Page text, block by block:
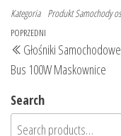
Kategoria ProduktSamochody
Nawigacja
wpisu
Poprzedni
wpis
POPRZEDNI
Głośniki
Bus 100W Maskownice
Search